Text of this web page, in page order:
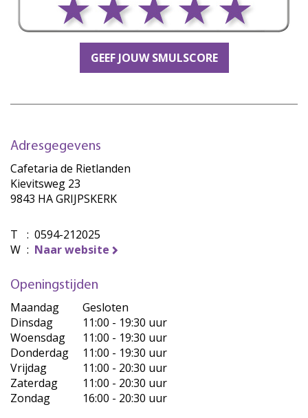
GEEF JOUW SMULSCORE
Adresgegevens
Cafetaria de Rietlanden
Kievitsweg 23
9843 HA GRIJPSKERK
T : 0594-212025
W : Naar website
Openingstijden
Maandag
Gesloten
Dinsdag
11:00 - 19:30 uur
Woensdag
11:00 - 19:30 uur
Donderdag
11:00 - 19:30 uur
Vrijdag
11:00 - 20:30 uur
Zaterdag
11:00 - 20:30 uur
Zondag
16:00 - 20:30 uur